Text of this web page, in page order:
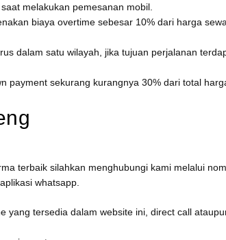
melakukan pemesanan mobil.
biaya overtime sebesar 10% dari harga
dalam satu wilayah, jika tujuan perjalanan
payment sekurang kurangnya 30% dari total
terbaik silahkan menghubungi kami melalui
whatsapp.
yang tersedia dalam website ini, direct call